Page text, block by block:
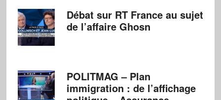
Débat sur RT France au sujet
de l’affaire Ghosn
POLITMAG – Plan
immigration : de l’affichage